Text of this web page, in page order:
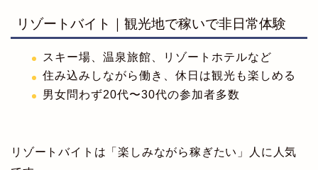
リゾートバイト｜観光地で稼いで非日常体験
スキー場、温泉旅館、リゾートホテルなど
住み込みしながら働き、休日は観光も楽しめる
男女問わず20代〜30代の参加者多数
リゾートバイトは「楽しみながら稼ぎたい」人に人気